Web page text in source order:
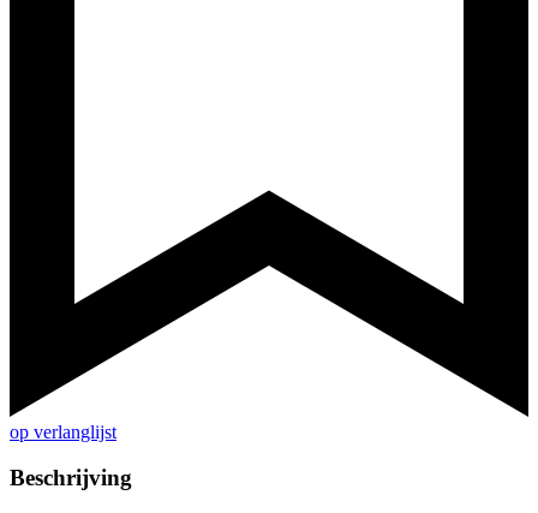
op verlanglijst
Beschrijving